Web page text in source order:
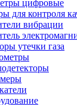
цифровые
для контроля
вибрации
утечки газа